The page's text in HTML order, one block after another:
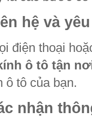
hệ và
điện thoại
ô tô tận
ô tô của bạn.
nhận